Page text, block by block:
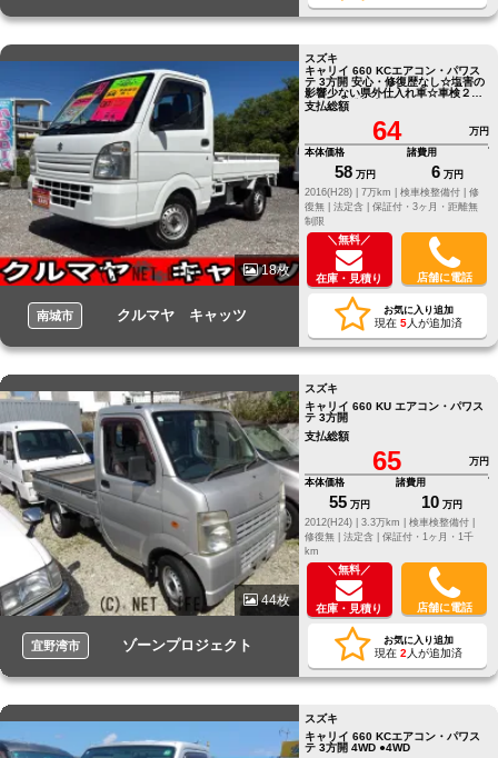
18枚
南城市 クルマヤ キャッツ
スズキ
キャリイ 660 KCエアコン・パワス
テ 3方開 安心・修復歴なし☆塩害の
影響少ない県外仕入れ車☆車検２ヵ
年付き☆総額表示
支払総額
64
万円
本体価格
58 万円
諸費用
6 万円
2016(H28) |
7万km | 検車検整備付 | 修
復無 | 法定含 | 保証付・3ヶ月・距離無
制限
＼無料／
在庫・見積り 店舗に電話
お気に入り追加
現在 5人が追加済
44枚
宜野湾市 ゾーンプロジェクト
スズキ
キャリイ 660 KU エアコン・パワス
テ 3方開
支払総額
65
万円
本体価格
55 万円
諸費用
10 万円
2012(H24) |
3.3万km |
検車検整備付 |
修復無 | 法定含 | 保証付・1ヶ月・1千
km
＼無料／
在庫・見積り 店舗に電話
お気に入り追加
現在 2 人が追加済
スズキ
キャリイ 660 KCエアコン・パワス
テ 3方開 4WD ●4WD